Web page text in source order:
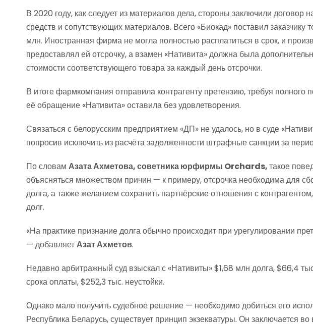
В 2020 году, как следует из материалов дела, стороны заключили договор
средств и сопутствующих материалов. Всего «Биокад» поставил заказчику
млн. Иностранная фирма не могла полностью расплатиться в срок, и
предоставлял ей отсрочку, а взамен «Нативита» должна была
стоимости соответствующего товара за каждый день отсрочки.
В итоге фармкомпания отправила контрагенту претензию, требуя полного
её обращение «Нативита» оставила без удовлетворения.
Связаться с белорусским предприятием «ДП» не удалось, но в суде
попросив исключить из расчёта задолженности штрафные санкции за
По словам Азата Ахметова, советника юрфирмы Orchards,такое
объясняться множеством причин — к примеру, отсрочка необходима для
долга, а также желанием сохранить партнёрские отношения с
долг.
«На практике признание долга обычно происходит при урегулировании
— добавляетАзат Ахметов.
Недавно арбитражный суд взыскал с «Нативиты» $1,68 млн долга, $66,4
срока оплаты, $252,3 тыс. неустойки.
Однако мало получить судебное решение — необходимо добиться его
Республика Беларусь, существует принцип экзекватуры. Он заключается